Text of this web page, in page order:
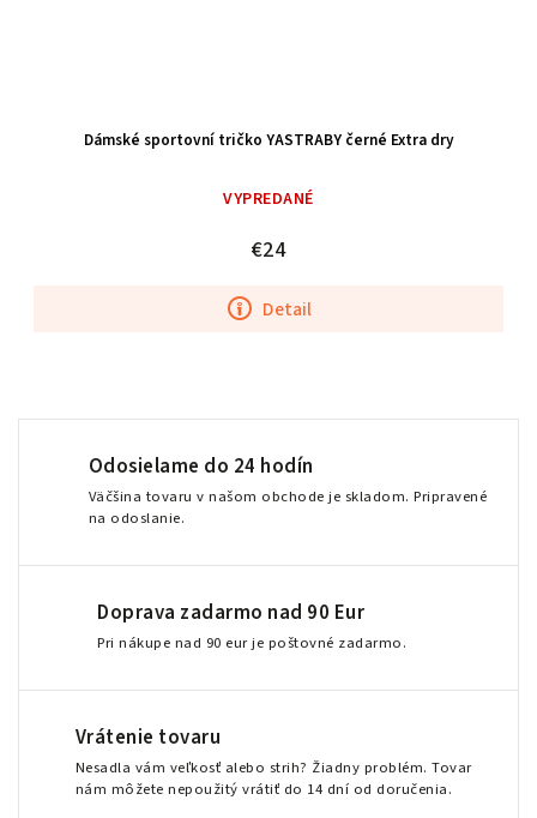
Dámské sportovní tričko YASTRABY černé Extra dry
VYPREDANÉ
€24
Detail
Odosielame do 24 hodín
Väčšina tovaru v našom obchode je skladom. Pripravené
na odoslanie.
Doprava zadarmo nad 90 Eur
Pri nákupe nad 90 eur je poštovné zadarmo.
Vrátenie tovaru
Nesadla vám veľkosť alebo strih? Žiadny problém. Tovar
nám môžete nepoužitý vrátiť do 14 dní od doručenia.